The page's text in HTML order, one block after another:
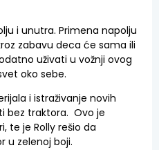
i unutra. Primena napolju
zabavu deca će sama ili
uživati u vožnji ovog
oko sebe.
i istraživanje novih
bez traktora. Ovo je
te je Rolly rešio da
u zelenoj boji.